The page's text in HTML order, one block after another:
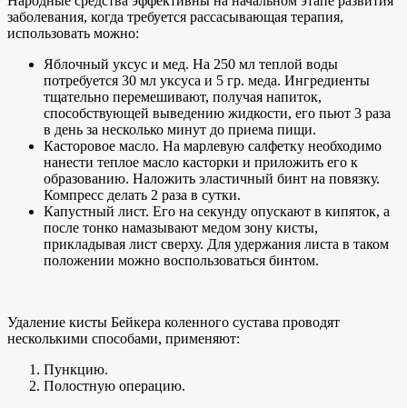
заболевания, когда требуется рассасывающая терапия,
использовать можно:
Яблочный уксус и мед. На 250 мл теплой воды
потребуется 30 мл уксуса и 5 гр. меда. Ингредиенты
тщательно перемешивают, получая напиток,
способствующей выведению жидкости, его пьют 3 раза
в день за несколько минут до приема пищи.
Касторовое масло. На марлевую салфетку необходимо
нанести теплое масло касторки и приложить его к
образованию. Наложить эластичный бинт на повязку.
Компресс делать 2 раза в сутки.
Капустный лист. Его на секунду опускают в кипяток, а
после тонко намазывают медом зону кисты,
прикладывая лист сверху. Для удержания листа в таком
положении можно воспользоваться бинтом.
Удаление кисты Бейкера коленного сустава проводят
несколькими способами, применяют:
Пункцию.
Полостную операцию.